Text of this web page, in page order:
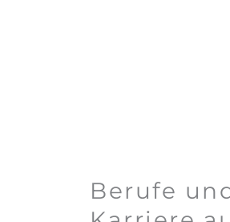
Berufe